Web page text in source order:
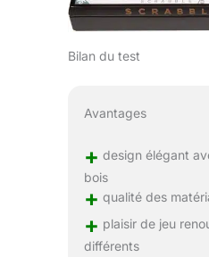
Bilan du test
Avantages
+ design élégant
bois
+ qualité des
+ plaisir de jeu
différents